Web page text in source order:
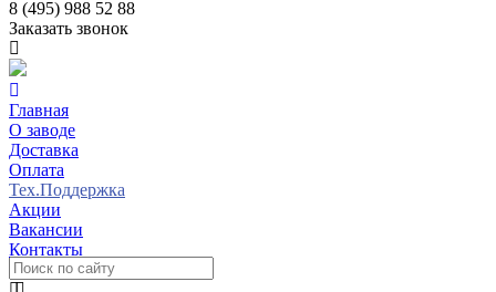
8 (495) 988 52 88
Заказать звонок
Главная
О заводе
Доставка
Оплата
Тех.Поддержка
Акции
Вакансии
Контакты